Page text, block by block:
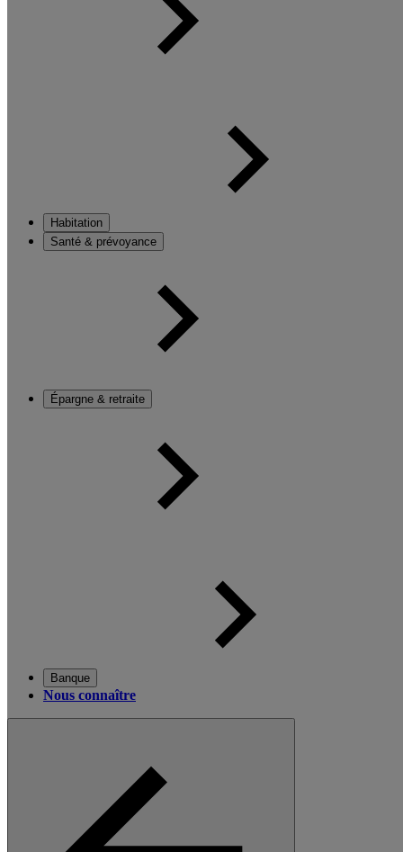
Habitation
Santé & prévoyance
Épargne & retraite
Banque
Nous connaître